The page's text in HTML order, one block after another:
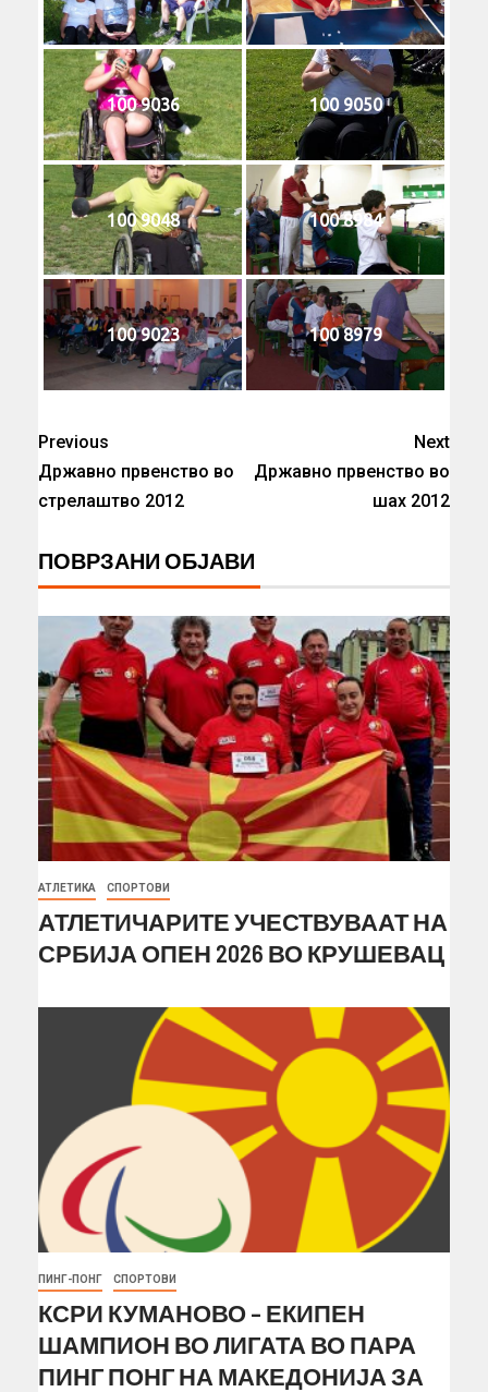
100 9036 100 9050
100 9048 100 8984
100 9023 100 8979
Previous
Државно првенство во
стрелаштво 2012
Next
Државно првенство во
шах 2012
ПОВРЗАНИ ОБЈАВИ
АТЛЕТИКА СПОРТОВИ
АТЛЕТИЧАРИТЕ УЧЕСТВУВААТ НА
СРБИЈА ОПЕН 2026 ВО КРУШЕВАЦ
ПИНГ-ПОНГ СПОРТОВИ
КСРИ КУМАНОВО – ЕКИПЕН
ШАМПИОН ВО ЛИГАТА ВО ПАРА
ПИНГ ПОНГ НА МАКЕДОНИЈА ЗА